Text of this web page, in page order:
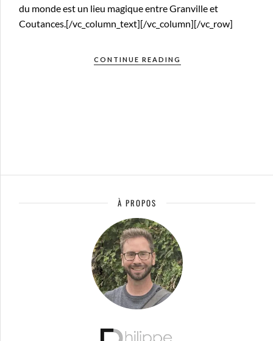
du monde est un lieu magique entre Granville et
Coutances.[/vc_column_text][/vc_column][/vc_row]
CONTINUE READING
À PROPOS